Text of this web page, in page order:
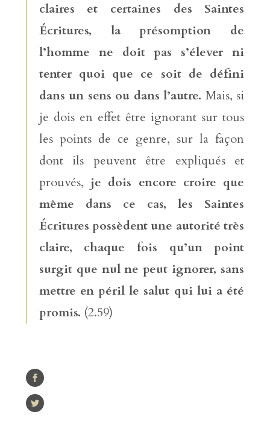
claires et certaines des Saintes
Écritures, la présomption de
l’homme ne doit pas s’élever ni
tenter quoi que ce soit de défini
dans un sens ou dans l’autre. Mais, si
je dois en effet être ignorant sur tous
les points de ce genre, sur la façon
dont ils peuvent être expliqués et
prouvés, je dois encore croire que
même dans ce cas, les Saintes
Écritures possèdent une autorité très
claire, chaque fois qu’un point
surgit que nul ne peut ignorer, sans
mettre en péril le salut qui lui a été
promis. (2.59)